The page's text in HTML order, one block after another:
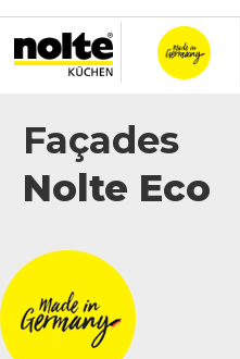
Façades
Nolte Eco